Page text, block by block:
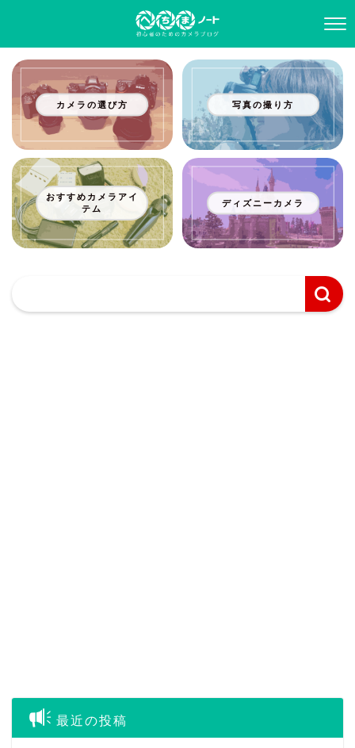
カメラの選び方 写真の撮り方
おすすめカメラアイ
テム
ディズニーカメラ
最近の投稿